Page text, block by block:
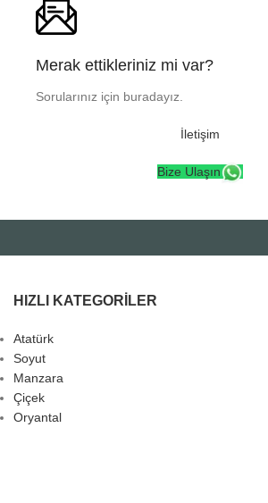
Merak ettikleriniz mi var?
Sorularınız için buradayız.
İletişim
Bize Ulaşın
HIZLI KATEGORILER
Atatürk
Soyut
Manzara
Çiçek
Oryantal